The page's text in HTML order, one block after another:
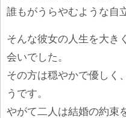
誰もがうらやむような自
そんな彼女の人生を大き
会いでした。
その方は穏やかで優しく
うです。
やがて二人は結婚の約束